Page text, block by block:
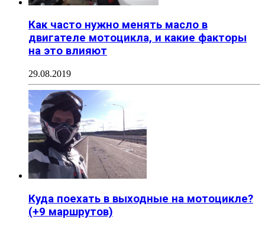
Как часто нужно менять масло в
двигателе мотоцикла, и какие факторы
на это влияют
29.08.2019
Куда поехать в выходные на мотоцикле?
(+9 маршрутов)